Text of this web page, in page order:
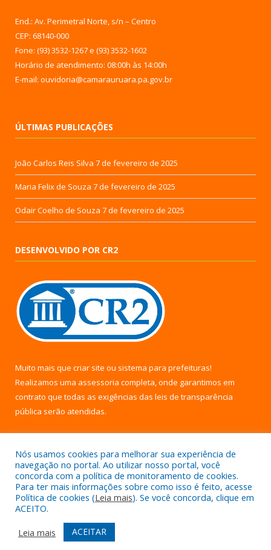
End.: Av. Perimetral Norte, s/n – Centro
CEP: 68140-000
Fone: (93) 3532-1267 e (93) 3532-1602
Horário de atendimento: 08:00h às 14:00h
E-mail: ouvidoria@camarauruara.pa.gov.br
ÚLTIMAS PUBLICAÇÕES
João Carlos Reis Silva 7 de fevereiro de 2025
Maria Felix de Souza 7 de fevereiro de 2025
Odair Coelho de Souza 7 de fevereiro de 2025
DESENVOLVIDO POR CR2
Muito mais que criar site ou sistema para prefeituras!
Realizamos uma assessoria completa, onde garantimos em
contrato que todas as exigências das leis de transparência
pública serão atendidas.
Todos os direitos reservados a Câmara Municipal de Uruará.
Mapa do Site
Acessar Área Administrativa
Acessar Webmail
Nós usamos cookies para melhorar sua experiência de
navegação no portal. Ao utilizar nosso portal, você
concorda com a política de monitoramento de cookies.
Para ter mais informações sobre como isso é feito, acesse
Política de cookies (Leia mais). Se você concorda, clique em
ACEITO.
Leia mais
ACEITAR